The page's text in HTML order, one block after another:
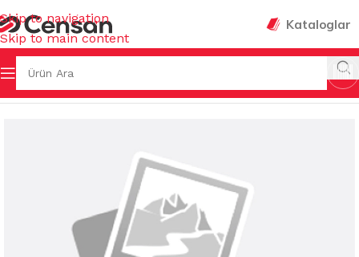
Skip to navigation
Skip to main content
Kataloglar
& GERİ DÖNÜŞÜMLER KAPAKLI ÇÖP KOVALARI